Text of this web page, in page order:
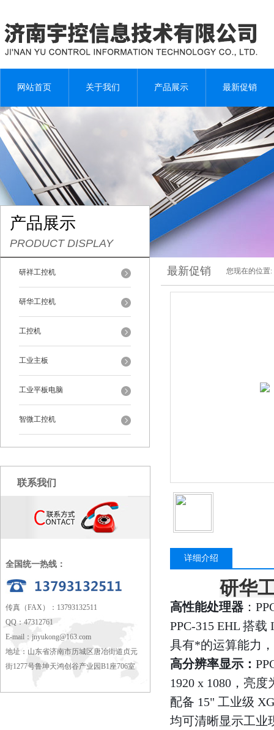
网站首页 关于我们 产品展示 最新促销
产品展示
PRODUCT DISPLAY
研祥工控机
研华工控机
工控机
工业主板
工业平板电脑
智微工控机
联系我们
全国统一热线：
传真（FAX）：13793132511
QQ：47312761
E-mail： jnyukong@163.com
地址：山东省济南市历城区唐冶街道贞元
街1277号鲁坤天鸿创谷产业园B1座706室
最新促销 您现在的位置:
详细介绍
研华
高性能处理器 ：
PPC-315 EHL 搭
具有*的运算能力
高分辨率显示：
1920 x 1080，亮度
配备 15" 工业级
均可清晰显示工业